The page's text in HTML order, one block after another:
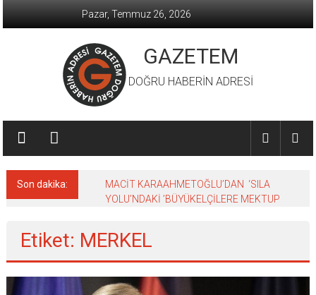
Pazar, Temmuz 26, 2026
GAZETEM
DOĞRU HABERİN ADRESİ
Son dakika:
MACİT KARAAHMETOĞLU’DAN ‘SILA
YOLU’NDAKİ ’BÜYÜKELÇİLERE MEKTUP
Etiket: MERKEL